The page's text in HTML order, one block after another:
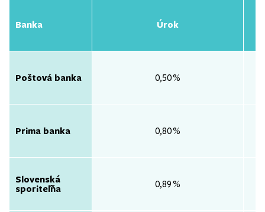
Banka
Poštová banka
Prima banka
Slovenská
sporiteľňa
Úrok
0,50 %
0,80 %
0,89 %